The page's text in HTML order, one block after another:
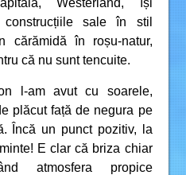
Westerland, își
sale în stil
cărămidă în roșu-natur,
că nu sunt tencuite.
l-am avut cu soarele,
plăcut față de negura pe
Încă un punct pozitiv, la
E clar că briza chiar
atmosfera propice